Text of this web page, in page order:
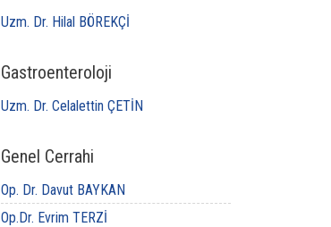
Uzm. Dr. Hilal BÖREKÇİ
Gastroenteroloji
Uzm. Dr. Celalettin ÇETİN
Genel Cerrahi
Op. Dr. Davut BAYKAN
Op.Dr. Evrim TERZİ